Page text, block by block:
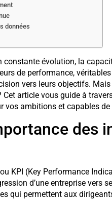
données
constante évolution, la
de performance,
vers leurs objectifs.
article vous guide à
vos ambitions et capables
des
KPI (Key Performance
d’une entreprise vers
qui permettent aux